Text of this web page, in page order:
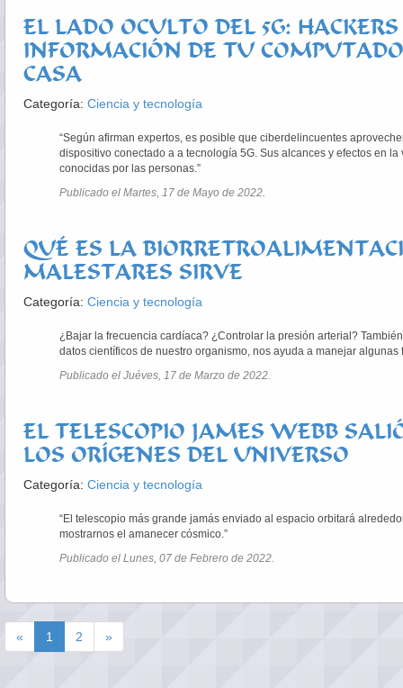
EL LADO OCULTO DEL 5G:
INFORMACIÓN DE TU
CASA
Categoría: Ciencia y tecnología
“Según afirman expertos, es posible que ciberdelincuentes
dispositivo conectado a a tecnología 5G. Sus alcances y efectos en
conocidas por las personas.”
Publicado el Martes, 17 de Mayo de 2022.
QUÉ ES LA
MALESTARES SIRVE
Categoría: Ciencia y tecnología
¿Bajar la frecuencia cardíaca? ¿Controlar la presión arterial?
datos científicos de nuestro organismo, nos ayuda a manejar
Publicado el Juéves, 17 de Marzo de 2022.
EL TELESCOPIO JAMES WEBB
LOS ORÍGENES DEL UNIVERSO
Categoría: Ciencia y tecnología
“El telescopio más grande jamás enviado al espacio orbitará
mostrarnos el amanecer cósmico.”
Publicado el Lunes, 07 de Febrero de 2022.
« 1 2 »